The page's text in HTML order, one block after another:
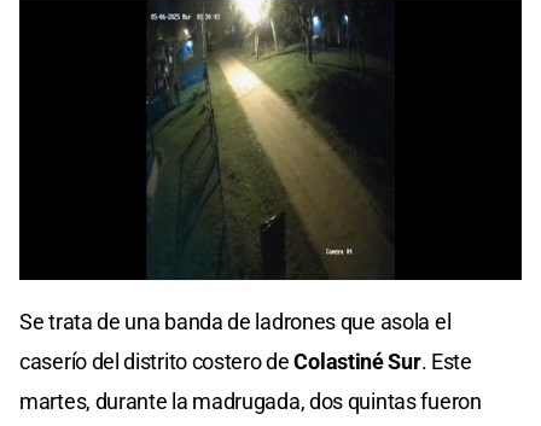
of
seconds
Se trata de una banda de ladrones que asola el
caserío del distrito costero deColastiné Sur. Este
martes, durante la madrugada, dos quintas fueron